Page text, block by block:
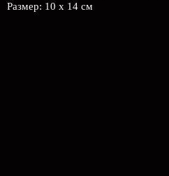
Размер: 10 x 14 см